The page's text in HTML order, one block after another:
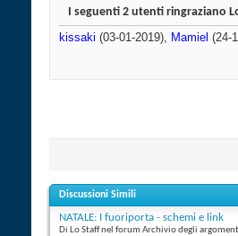
I seguenti 2 utenti ringraziano
kissaki (03-01-2019), Mamiel (24-
Discussioni Simili
NATALE: I fuoriporta - schemi e link
Di Lo Staff nel forum Archivio degli